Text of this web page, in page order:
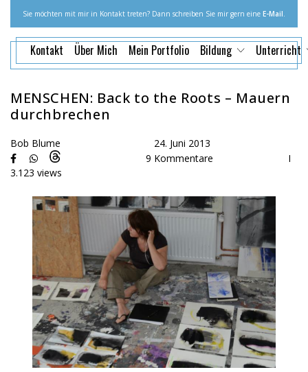
Sie möchten mit mir in Kontakt treten? Dann schreiben Sie mir gern eine E-Mail.
Kontakt Über Mich Mein Portfolio Bildung Unterricht
MENSCHEN: Back to the Roots – Mauern
durchbrechen
Bob Blume
24. Juni 2013
9 Kommentare
I
3.123 views